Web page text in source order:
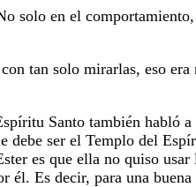
en el
tan solo mirarlas, eso
Santo también habló a
debe ser el Templo del
es que ella no quiso
él. Es decir, para una